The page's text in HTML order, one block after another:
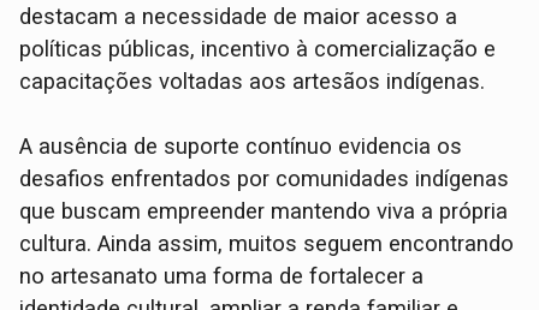
destacam a necessidade de maior acesso a
políticas públicas, incentivo à comercialização e
capacitações voltadas aos artesãos indígenas.
A ausência de suporte contínuo evidencia os
desafios enfrentados por comunidades indígenas
que buscam empreender mantendo viva a própria
cultura. Ainda assim, muitos seguem encontrando
no artesanato uma forma de fortalecer a